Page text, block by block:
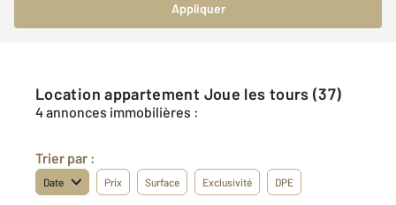
Appliquer
Location appartement Joue les tours (37)
4 annonces immobilières :
Trier par :
Date Prix Surface Exclusivité DPE